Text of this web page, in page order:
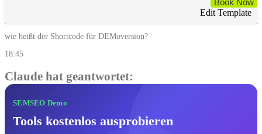
Book Now
Edit Template
wie heißt der Shortcode für DEMoversion?
18:45
Claude hat geantwortet:
SEMSEO Demo
Tools kostenlos ausprobieren